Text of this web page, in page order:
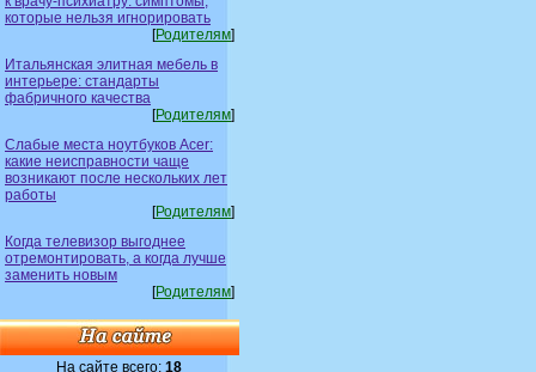
которые нельзя игнорировать
[Родителям]
Итальянская элитная мебель в
интерьере: стандарты
фабричного качества
[Родителям]
Слабые места ноутбуков Acer:
какие неисправности чаще
возникают после нескольких лет
работы
[Родителям]
Когда телевизор выгоднее
отремонтировать, а когда лучше
заменить новым
[Родителям]
На сайте всего:18